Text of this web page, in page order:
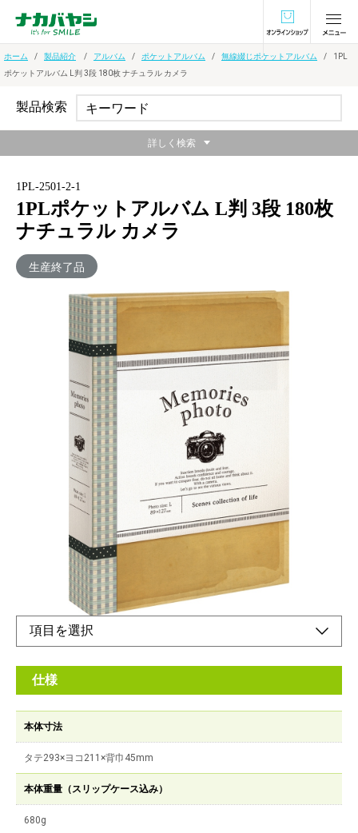
オンラインショ
ホーム 製品紹介 アルバム ポケットアルバム 無線綴じポケットアルバム
1PL
ポケットアルバム L判 3段 180枚 ナチュラル カメラ
1PL-2501-2-1
1PLポケットアルバム L判 3段 180枚
ナチュラル カメラ
生産終了品
A4サイズと同じ大きさで収納しやすい、スリップ
ケース入ポケットアルバム
メーカー希望小売価格：
オープン
生産終了品
L判3段（180枚収納）タイプ無線綴式
仕様
本体寸法
タテ293×ヨコ211×背巾45mm
本体重量（スリップケース込み）
680g
製品検索
詳しく検索